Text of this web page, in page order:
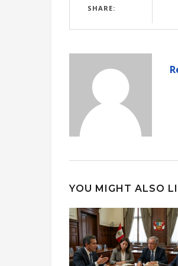
SHARE:
YOU MIGHT ALSO